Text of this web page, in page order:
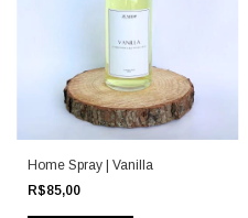
Home Spray | Vanilla
R$85,00